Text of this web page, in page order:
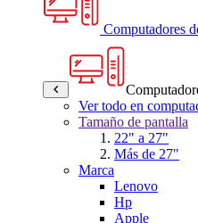
Computadores
Ver todo en
Tamaño de pantalla
22" a 27"
Más de 27"
Marca
Lenovo
Hp
Apple